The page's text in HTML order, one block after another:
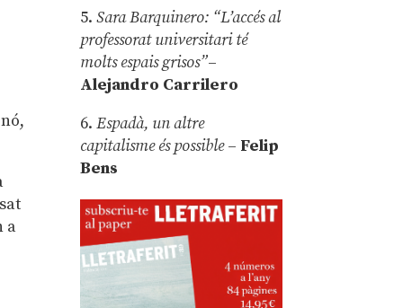
a
5.Sara Barquinero: “L’accés al
professorat universitari té
molts espais grisos”–
Alejandro Carrilero
6.Espadà, un altre
capitalisme és possible – Felip
Bens